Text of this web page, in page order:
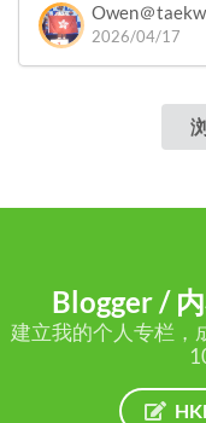
Owen＠
2026/04/17
Blogger /
建立我的个人专栏，